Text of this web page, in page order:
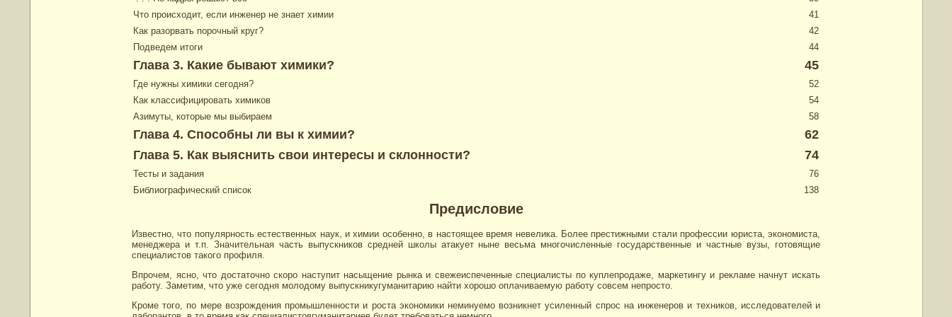
Что происходит, если инженер не знает химии
41
Как разорвать порочный круг?
42
Подведем итоги
44
Глава 3. Какие бывают химики? 45
Где нужны химики сегодня?
52
Как классифицировать химиков
54
Азимуты, которые мы выбираем
58
Глава 4. Способны ли вы к химии?
62
Глава 5. Как выяснить свои интересы и склонности?
74
Тесты и задания
76
Библиографический список
138
Предисловие
Известно, что популярность естественных наук, и химии особенно, в настоящее время невелика. Более престижными стали профессии юриста, экономиста,
менеджера и т.п. Значительная часть выпускников средней школы атакует ныне весьма многочисленные государственные и частные вузы, готовящие
специалистов такого профиля.
Впрочем, ясно, что достаточно скоро наступит насыщение рынка и свежеиспеченные специалисты по куплепродаже, маркетингу и рекламе начнут искать
работу. Заметим, что уже сегодня молодому выпускникугуманитарию найти хорошо оплачиваемую работу совсем непросто.
Кроме того, по мере возрождения промышленности и роста экономики неминуемо возникнет усиленный спрос на инженеров и техников, исследователей и